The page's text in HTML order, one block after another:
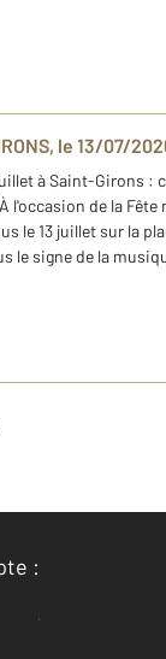
le 13/07/
à Saint-Girons
l'occasion de la
le 13 juillet sur la
le signe de la
:
à mon compte